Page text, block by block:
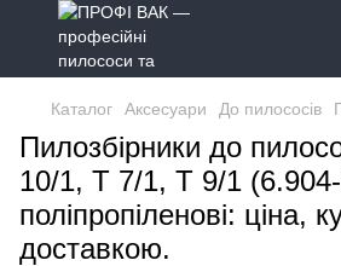
Каталог Аксесуари До пилососів
Пилозбірники до
10/1, T 7/1, T 9/1
поліпропіленові: ціна,
доставкою.